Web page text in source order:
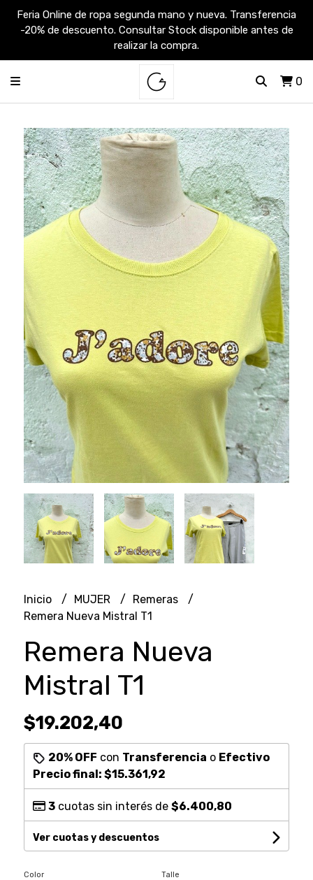
Feria Online de ropa segunda mano y nueva. Transferencia
-20% de descuento. Consultar Stock disponible antes de
realizar la compra.
0
Inicio MUJER
Remeras
Remera Nueva Mistral T1
Remera Nueva
Mistral T1
$19.202,40
20% OFF con Transferencia o Efectivo
Precio final: $15.361,92
3cuotas sin interés de $6.400,80
Ver cuotas y descuentos
Color Talle